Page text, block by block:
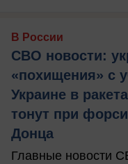
В России
СВО новости:
«похищения» с
Украине в
тонут при
Донца
Главные новости